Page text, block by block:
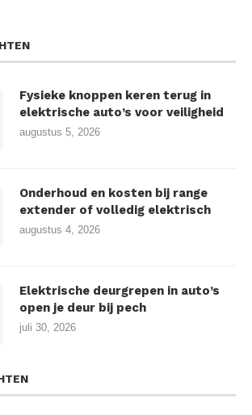
Fysieke knoppen keren terug in
elektrische auto’s voor veiligheid
augustus 5, 2026
Onderhoud en kosten bij range
extender of volledig elektrisch
augustus 4, 2026
Elektrische deurgrepen in auto’s
open je deur bij pech
juli 30, 2026